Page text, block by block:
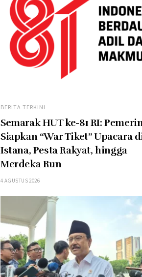
BERITA TERKINI
Semarak HUT ke-81 RI:
Siapkan “War Tiket” Upacara
Istana, Pesta Rakyat, hingga
Merdeka Run
4 AGUSTUS 2026